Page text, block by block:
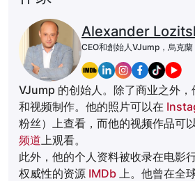
Alexander
CEO和創始人VJump，烏克蘭
VJump 的创始人。除了商业之外
和视频制作。他的照片可以在
粉丝）上查看，而他的视频作品可
频道 上观看。
此外，他的个人资料被收录在电影
权威性的资源 IMDb 上。他曾在全